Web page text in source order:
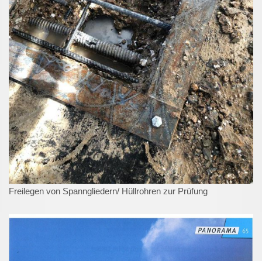
Freilegen von Spanngliedern/ Hüllrohren zur Prüfung